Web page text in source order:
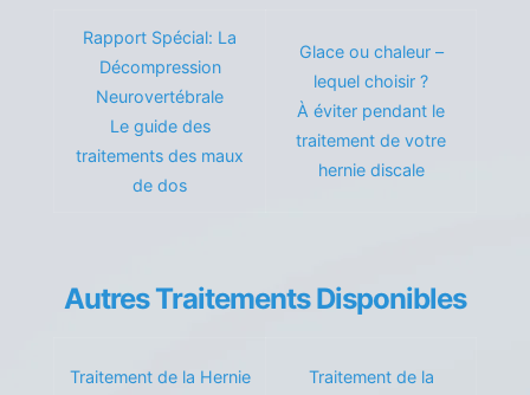
Rapport Spécial: La
Décompression
Neurovertébrale
Le guide des
traitements des maux
de dos
Glace ou chaleur –
lequel choisir ?
À éviter pendant le
traitement de votre
hernie discale
Autres Traitements Disponibles
Traitement de la Hernie
Traitement de la